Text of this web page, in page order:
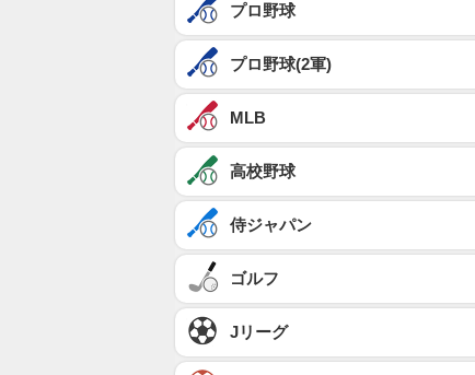
プロ野球
プロ野球(2軍)
MLB
高校野球
侍ジャパン
ゴルフ
Jリーグ